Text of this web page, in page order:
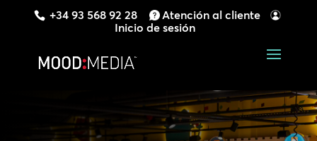
+34 93 568 92 28
Atención al cliente
Inicio de sesión